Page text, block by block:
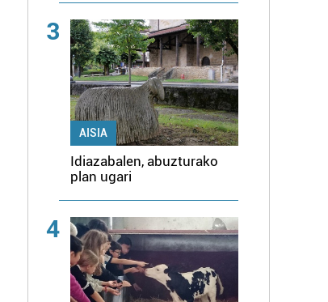
3
AISIA
Idiazabalen, abuzturako
plan ugari
4